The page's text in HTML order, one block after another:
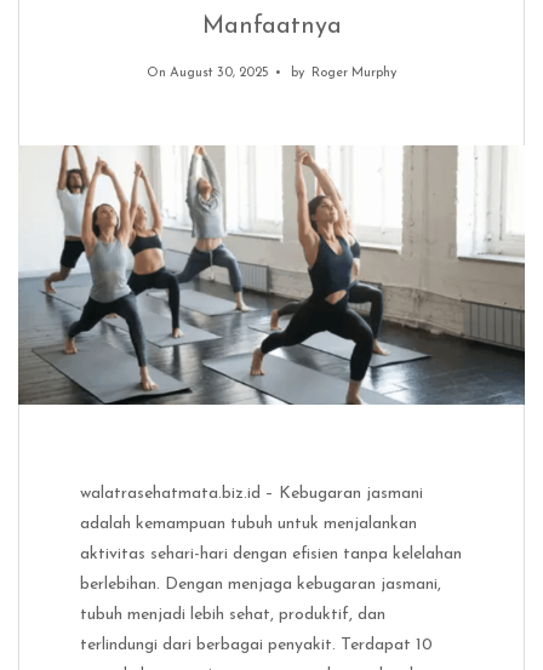
Manfaatnya
On August 30, 2025 by Roger Murphy
walatrasehatmata.biz.id – Kebugaran jasmani
adalah kemampuan tubuh untuk menjalankan
aktivitas sehari-hari dengan efisien tanpa kelelahan
berlebihan. Dengan menjaga kebugaran jasmani,
tubuh menjadi lebih sehat, produktif, dan
terlindungi dari berbagai penyakit. Terdapat 10